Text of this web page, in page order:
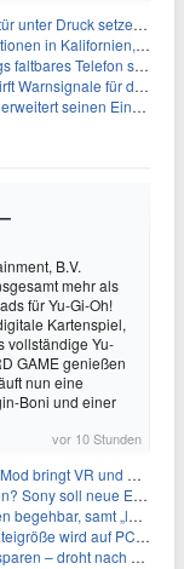
Druck setzen lassen
Anthropic und OpenAI zu überholen
% in einem wettbewerbsintensiven Markt
die Technologieaufsicht auf
und weckt Sicherheitsbedenken
B.V.
mehr als
für Yu-Gi-Oh!
Kartenspiel,
vollständige Yu-
GAME genießen
nun eine
Boni und einer
vor 10 Stunden
Ego-Perspektive nach Kanto
Einnahmequellen prüfen
„lebensgroßem Leon“
und Konsolen deutlich reduziert
die nächste Entlassungswelle?